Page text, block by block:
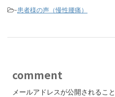
-患者様の声（慢性腰痛）
comment
メールアドレスが公開されるこ